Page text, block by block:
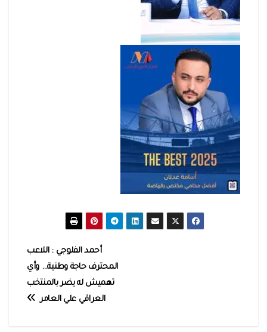
أحمد الفلوجي : اللاعب
المحترف حاجة وطنية… وأي
تهميش له يضر بالمنتخب
العراقي علي العامر